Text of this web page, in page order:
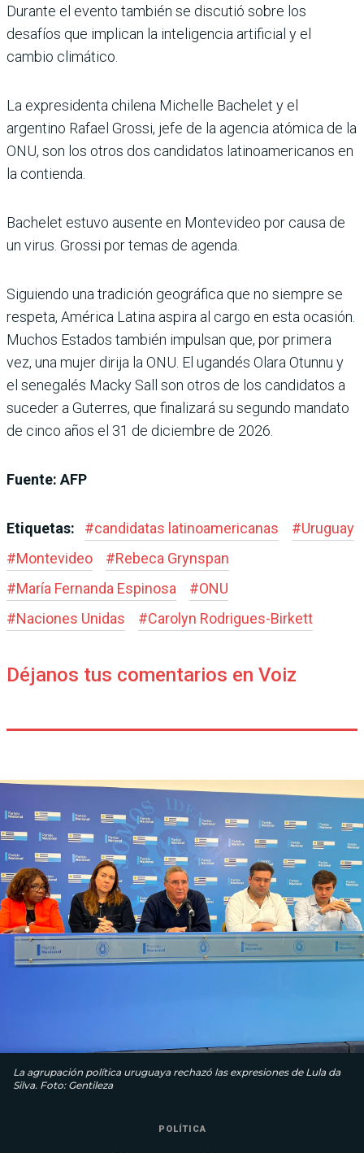
Durante el evento también se discutió sobre los
desafíos que implican la inteligencia artificial y el
cambio climático.
La expresidenta chilena Michelle Bachelet y el
argentino Rafael Grossi, jefe de la agencia atómica de la
ONU, son los otros dos candidatos latinoamericanos en
la contienda.
Bachelet estuvo ausente en Montevideo por causa de
un virus. Grossi por temas de agenda.
Siguiendo una tradición geográfica que no siempre se
respeta, América Latina aspira al cargo en esta ocasión.
Muchos Estados también impulsan que, por primera
vez, una mujer dirija la ONU. El ugandés Olara Otunnu y
el senegalés Macky Sall son otros de los candidatos a
suceder a Guterres, que finalizará su segundo mandato
de cinco años el 31 de diciembre de 2026.
Fuente: AFP
Etiquetas: #candidatas latinoamericanas #Uruguay
#Montevideo #Rebeca Grynspan
#María Fernanda Espinosa #ONU
#Naciones Unidas #Carolyn Rodrigues-Birkett
Déjanos tus comentarios en Voiz
La agrupación política uruguaya rechazó las expresiones de Lula da
Silva. Foto: Gentileza
POLÍTICA